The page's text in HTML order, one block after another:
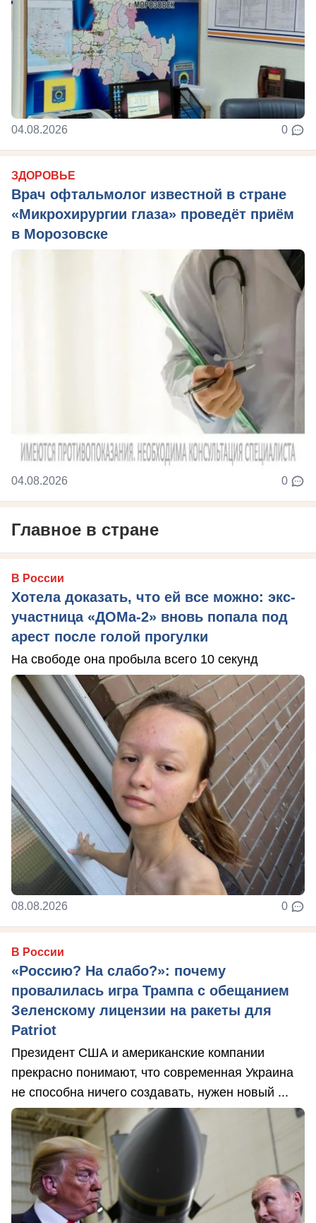
04.08.2026 0
ЗДОРОВЬЕ
Врач офтальмолог известной в стране
«Микрохирургии глаза» проведёт приём
в Морозовске
04.08.2026 0
Главное в стране
В России
Хотела доказать, что ей все можно: экс-
участница «ДОМа-2» вновь попала под
арест после голой прогулки
На свободе она пробыла всего 10 секунд
08.08.2026 0
В России
«Россию? На слабо?»: почему
провалилась игра Трампа с обещанием
Зеленскому лицензии на ракеты для
Patriot
Президент США и американские компании
прекрасно понимают, что современная Украина
не способна ничего создавать, нужен новый ...